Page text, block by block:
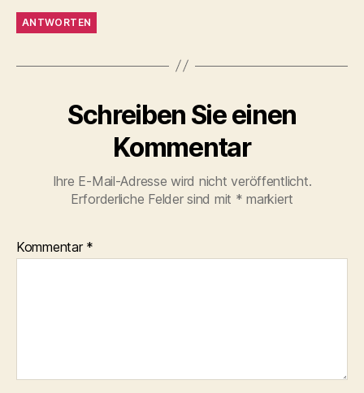
ANTWORTEN
Schreiben Sie einen
Kommentar
Ihre E-Mail-Adresse wird nicht veröffentlicht.
Erforderliche Felder sind mit * markiert
Kommentar *